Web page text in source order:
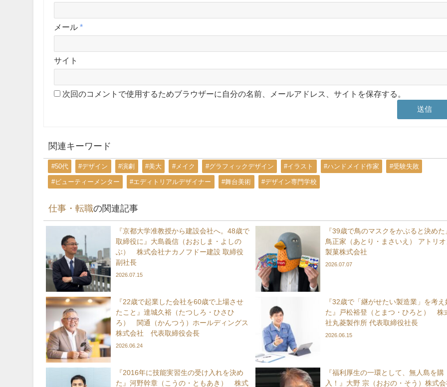
メール*
サイト
次回のコメントで使用するためブラウザーに自分の名前、メールアドレス、サイトを保存する。
関連キーワード
#50代 #デザイン #演劇 #美大 #メイク #グラフィックデザイン #イラスト #ハンドメイド作家 #受験失敗
#ビューティーメンター #エディトリアルデザイナー #舞台美術 #デザイン専門学校
仕事・転職の関連記事
『京都大学准教授から建設会社へ。48歳で
取締役に』大島義信（おおしま・よしの
ぶ） 株式会社ナカノフドー建設 取締役
副社長
2026.07.15
『39歳で鳥のマスクをかぶると決めた
鳥正家（あとり・まさいえ） アトリオ
製菓株式会社
2026.07.07
『22歳で起業した会社を60歳で上場させ
たこと』達城久裕（たつしろ・ひさひ
ろ） 関通（かんつう）ホールディングス
株式会社 代表取締役会長
2026.06.24
『32歳で「継がせたい製造業」を考え
た』戸松裕登（とまつ・ひろと） 株
社丸菱製作所 代表取締役社長
2026.06.15
『2016年に技能実習生の受け入れを決め
た』河野幹章（こうの・ともあき） 株式
『福利厚生の一環として、無人島を購
入！』大野 宗（おおの・そう）株式会